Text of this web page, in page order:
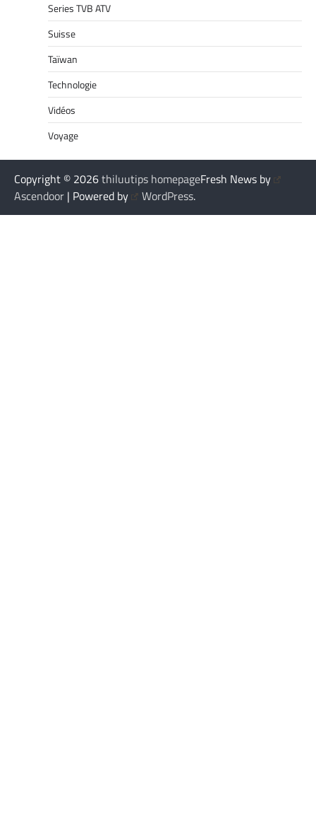
Series TVB ATV
Suisse
Taïwan
Technologie
Vidéos
Voyage
Copyright © 2026thiluutips homepageFresh News by
Ascendoor | Powered by WordPress.